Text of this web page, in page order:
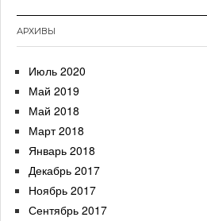
АРХИВЫ
Июль 2020
Май 2019
Май 2018
Март 2018
Январь 2018
Декабрь 2017
Ноябрь 2017
Сентябрь 2017